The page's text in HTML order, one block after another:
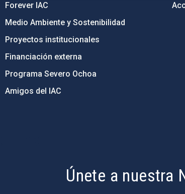
Forever IAC
Medio Ambiente y Sostenibilidad
Proyectos institucionales
Financiación externa
Programa Severo Ochoa
Amigos del IAC
Únete a nuestra